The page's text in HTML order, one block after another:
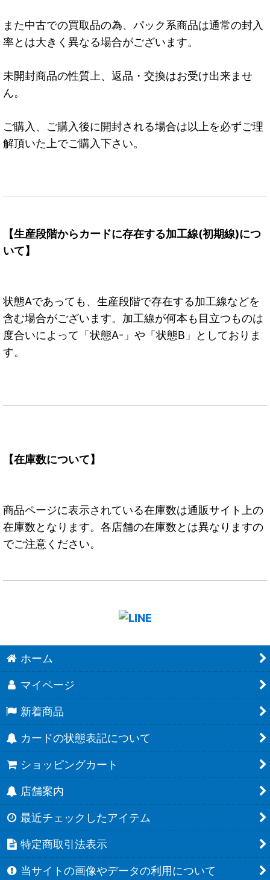
また中古での買取品の為、パック系商品は通常の封入
率とは大きく異なる場合がございます。
未開封商品の性質上、返品・交換はお受け出来ませ
ん。
ご購入、ご購入後に開封される場合は以上を必ずご理
解頂いた上でご購入下さい。
【生産段階からカードに存在する加工線(初期線)につ
いて】
状態Aであっても、生産段階で存在する加工線などを
含む場合がございます。加工線が何本も目立つものは
度合いによって「状態A-」や「状態B」としておりま
す。
【在庫数について】
商品ページに表示されている在庫数は通販サイト上の
在庫数となります。各店舗の在庫数とは異なりますの
でご注意ください。
ホーム
マイページ
新着商品
カードの状態表記について
ショッピングカート
店舗案内
最近チェックしたアイテム
特定商取引法表示
当サイトの画像やデータの利用について